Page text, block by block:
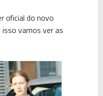
oficial do novo
isso vamos ver as